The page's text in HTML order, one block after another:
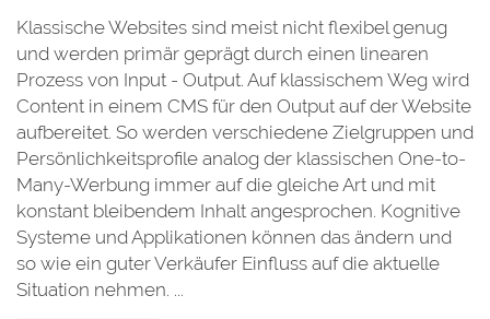
Klassische Websites sind meist nicht flexibel genug
und werden primär geprägt durch einen linearen
Prozess von Input - Output. Auf klassischem Weg wird
Content in einem CMS für den Output auf der Website
aufbereitet. So werden verschiedene Zielgruppen und
Persönlichkeitsprofile analog der klassischen One-to-
Many-Werbung immer auf die gleiche Art und mit
konstant bleibendem Inhalt angesprochen. Kognitive
Systeme und Applikationen können das ändern und
so wie ein guter Verkäufer Einfluss auf die aktuelle
Situation nehmen. ...